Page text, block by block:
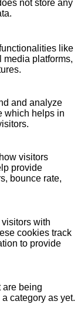
not store any
like
media platforms,
and analyze
which helps in
visitors
provide
bounce rate,
with
cookies track
to provide
are being
category as yet.